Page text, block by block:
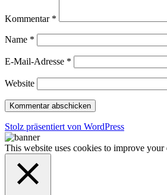
Kommentar *
Name *
E-Mail-Adresse *
Website
Stolz präsentiert von WordPress
This website uses cookies to improve